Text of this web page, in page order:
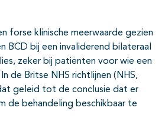
forse klinische meerwaarde gezien
BCD bij een invaliderend bilateraal
zeker bij patiënten voor wie een
de Britse NHS richtlijnen (NHS,
geleid tot de conclusie dat er
de behandeling beschikbaar te